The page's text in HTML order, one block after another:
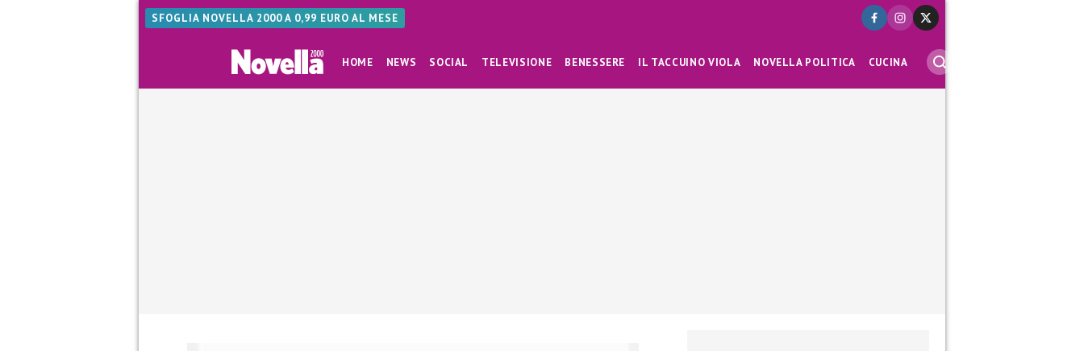
SFOGLIA NOVELLA 2000 A 0,99 EURO AL MESE
HOME NEWS SOCIAL TELEVISIONE BENESSERE IL TACCUINO VIOLA NOVELLA POLITICA CUCINA